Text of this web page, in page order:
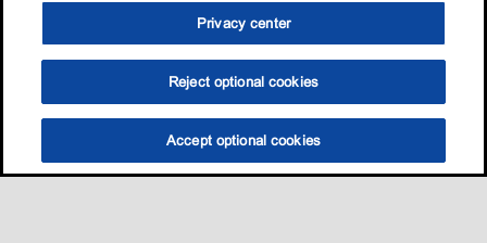
选油助手 查找门店
Privacy center
Reject optional cookies
Accept optional cookies